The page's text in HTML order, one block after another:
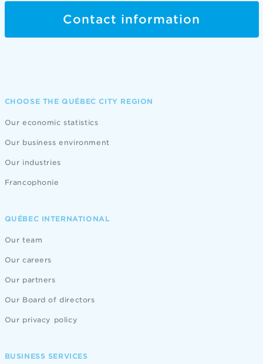
Contact information
CHOOSE THE QUÉBEC CITY REGION
Our economic statistics
Our business environment
Our industries
Francophonie
QUÉBEC INTERNATIONAL
Our team
Our careers
Our partners
Our Board of directors
Our privacy policy
BUSINESS SERVICES